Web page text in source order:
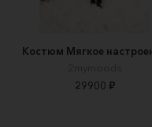
Костюм Мягкое
2mymoods
29900 ₽